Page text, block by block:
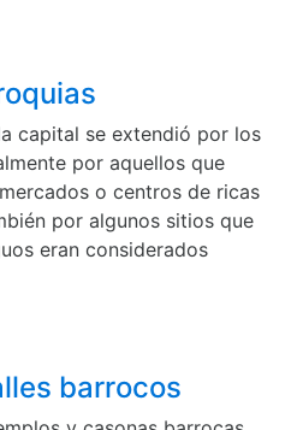
capital se extendió por los
por aquellos que
o centros de ricas
por algunos sitios que
eran considerados
barrocos